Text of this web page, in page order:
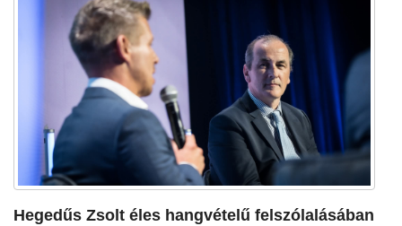
Hegedűs Zsolt éles hangvételű felszólalásában